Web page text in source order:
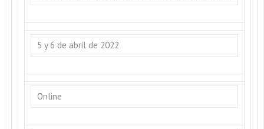
5 y 6 de abril de 2022
Online